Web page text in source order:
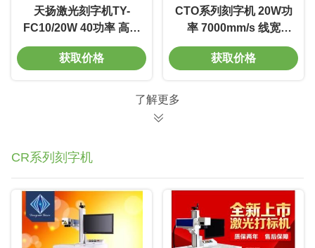
天扬激光刻字机TY-
FC10/20W 40功率 高性
能 低消耗 环保
获取价格
CTO系列刻字机 20W功
率 7000mm/s 线宽
0.01m 质量好 电光转换
率高
获取价格
了解更多
CR系列刻字机